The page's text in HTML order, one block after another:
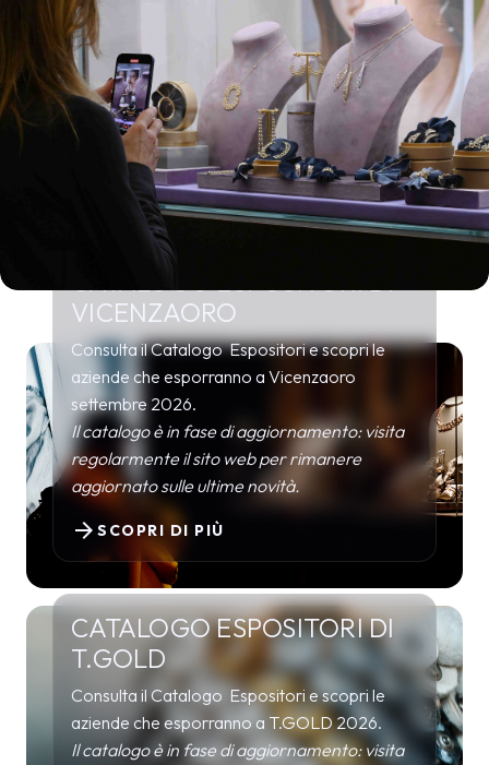
CATALOGO ESPOSITORI DI
VICENZAORO
Consulta il Catalogo Espositori e scopri le
aziende che esporranno a Vicenzaoro
settembre 2026.
Il catalogo è in fase di aggiornamento: visita
regolarmente il sito web per rimanere
aggiornato sulle ultime novità.
SCOPRI DI PIÙ
arrow_forward
CATALOGO ESPOSITORI DI
T.GOLD
Consulta il Catalogo Espositori e scopri le
aziende che esporranno a T.GOLD 2026.
Il catalogo è in fase di aggiornamento: visita